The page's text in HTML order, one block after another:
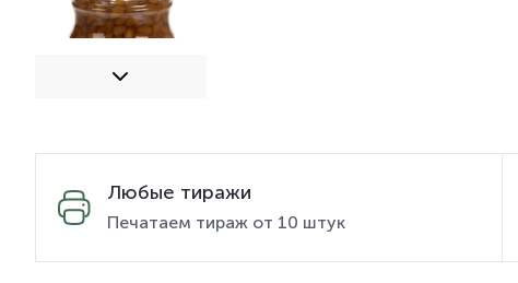
Любые тиражи
Печатаем тираж от 10 штук